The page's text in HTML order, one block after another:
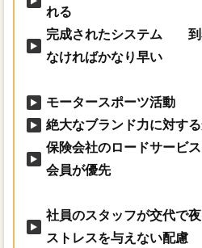
れる
完成されたシステム 到
なければかなり早い
モータースポーツ活動
絶大なブランド力に対す
保険会社のロードサービ
会員が優先
社員のスタッフが交代で
ストレスを与えない配慮